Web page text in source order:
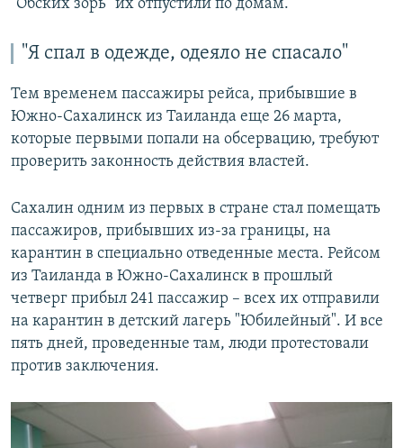
"Обских зорь" их отпустили по домам.
"Я спал в одежде, одеяло не спасало"
Тем временем пассажиры рейса, прибывшие в
Южно-Сахалинск из Таиланда еще 26 марта,
которые первыми попали на обсервацию, требуют
проверить законность действия властей.
Сахалин одним из первых в стране стал помещать
пассажиров, прибывших из-за границы, на
карантин в специально отведенные места. Рейсом
из Таиланда в Южно-Сахалинск в прошлый
четверг прибыл 241 пассажир – всех их отправили
на карантин в детский лагерь "Юбилейный". И все
пять дней, проведенные там, люди протестовали
против заключения.